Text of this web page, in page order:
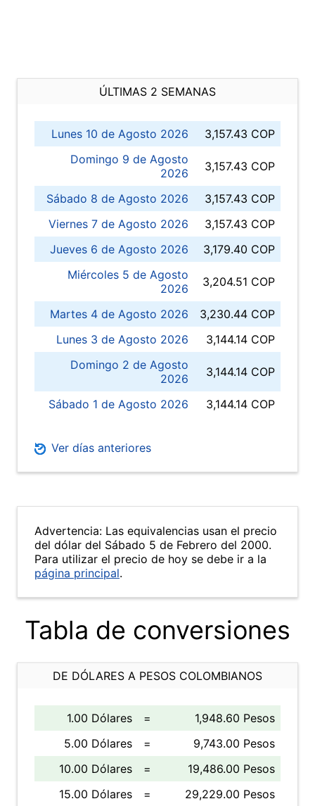
ÚLTIMAS 2 SEMANAS
Lunes 10 de Agosto 2026
3,157.43 COP
Domingo 9 de Agosto
2026
3,157.43 COP
Sábado 8 de Agosto 2026
3,157.43 COP
Viernes 7 de Agosto 2026
3,157.43 COP
Jueves 6 de Agosto 2026
3,179.40 COP
Miércoles 5 de Agosto
2026
3,204.51 COP
Martes 4 de Agosto 2026
3,230.44 COP
Lunes 3 de Agosto 2026
3,144.14 COP
Domingo 2 de Agosto
2026
3,144.14 COP
Sábado 1 de Agosto 2026 3,144.14 COP
Ver días anteriores
Advertencia: Las equivalencias usan el precio
del dólar del Sábado 5 de Febrero del 2000.
Para utilizar el precio de hoy se debe ir a la
página principal.
Tabla de conversiones
DE DÓLARES A PESOS COLOMBIANOS
1.00 Dólares =
1,948.60 Pesos
5.00 Dólares
=
9,743.00 Pesos
10.00 Dólares
=
19,486.00 Pesos
15.00 Dólares
=
29,229.00 Pesos